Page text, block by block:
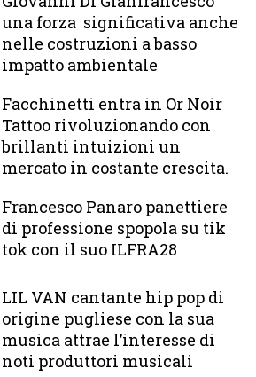
una forza significativa anche
nelle costruzioni a basso
impatto ambientale
Facchinetti entra in Or Noir
Tattoo rivoluzionando con
brillanti intuizioni un
mercato in costante crescita.
Francesco Panaro panettiere
di professione spopola su tik
tok con il suo ILFRA28
LIL VAN cantante hip pop di
origine pugliese con la sua
musica attrae l’interesse di
noti produttori musicali